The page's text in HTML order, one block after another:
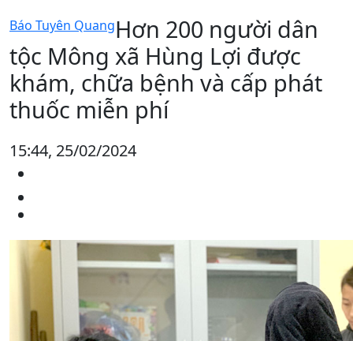
Báo Tuyên QuangHơn 200 người dân
tộc Mông xã Hùng Lợi được
khám, chữa bệnh và cấp phát
thuốc miễn phí
15:44, 25/02/2024